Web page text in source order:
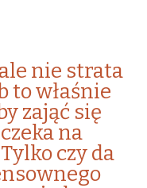
nie strata
to właśnie
zająć się
na
czy da